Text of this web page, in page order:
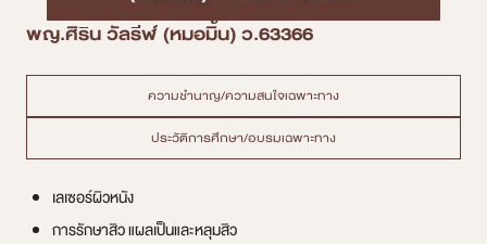
พญ.ศิริน วัลรีฬ์ (หมอมิ้น) ว.63366
ความชำนาญ/ความสนใจเฉพาะทาง
ประวัติการศึกษา/อบรมเฉพาะทาง
เลเซอร์ผิวหนัง
การรักษาสิว แผลเป็นและหลุมสิว